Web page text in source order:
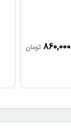
860,000 تومان